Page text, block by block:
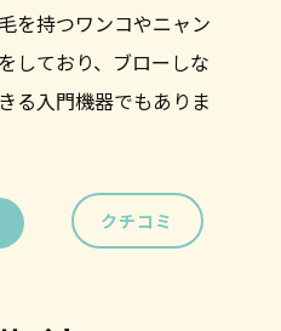
を持つワンコやニャン
しており、ブローしな
る入門機器でもありま
クチコミ